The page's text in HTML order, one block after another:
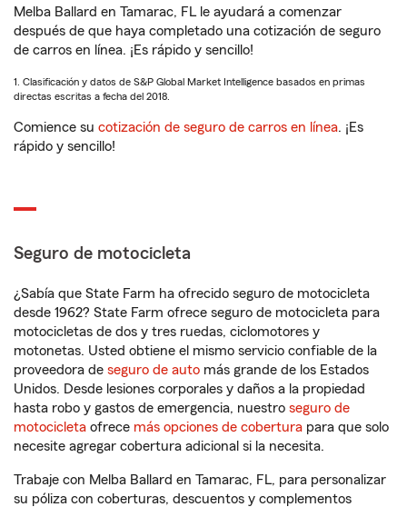
Melba Ballard en Tamarac, FL le ayudará a comenzar
después de que haya completado una cotización de seguro
de carros en línea. ¡Es rápido y sencillo!
1. Clasificación y datos de S&P Global Market Intelligence basados en primas
directas escritas a fecha del 2018.
Comience su cotización de seguro de carros en línea. ¡Es
rápido y sencillo!
Seguro de motocicleta
¿Sabía que State Farm ha ofrecido seguro de motocicleta
desde 1962? State Farm ofrece seguro de motocicleta para
motocicletas de dos y tres ruedas, ciclomotores y
motonetas. Usted obtiene el mismo servicio confiable de la
proveedora de seguro de auto más grande de los Estados
Unidos. Desde lesiones corporales y daños a la propiedad
hasta robo y gastos de emergencia, nuestro seguro de
motocicleta ofrece más opciones de cobertura para que solo
necesite agregar cobertura adicional si la necesita.
Trabaje con Melba Ballard en Tamarac, FL, para personalizar
su póliza con coberturas, descuentos y complementos